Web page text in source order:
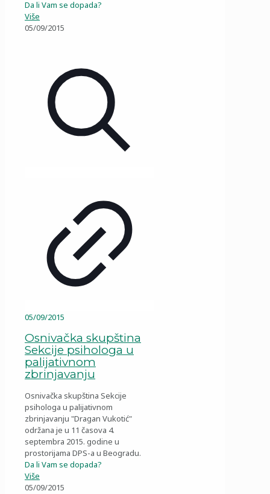
Da li Vam se dopada?
Više
05/09/2015
05/09/2015
Osnivačka skupština
Sekcije psihologa u
palijativnom
zbrinjavanju
Osnivačka skupština Sekcije
psihologa u palijativnom
zbrinjavanju "Dragan Vukotić"
održana je u 11 časova 4.
septembra 2015. godine u
prostorijama DPS-a u Beogradu.
Da li Vam se dopada?
Više
05/09/2015